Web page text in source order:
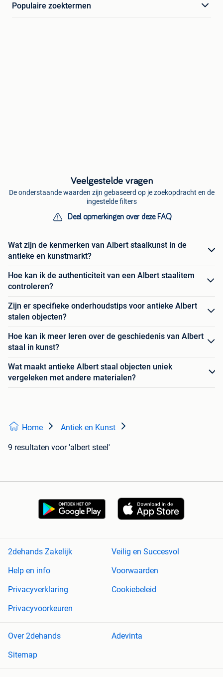
Populaire zoektermen
Veelgestelde vragen
De onderstaande waarden zijn gebaseerd op je zoekopdracht en de
ingestelde filters
Deel opmerkingen over deze FAQ
Wat zijn de kenmerken van Albert staalkunst in de
antieke en kunstmarkt?
Hoe kan ik de authenticiteit van een Albert staalitem
controleren?
Zijn er specifieke onderhoudstips voor antieke Albert
stalen objecten?
Hoe kan ik meer leren over de geschiedenis van Albert
staal in kunst?
Wat maakt antieke Albert staal objecten uniek
vergeleken met andere materialen?
Home Antiek en Kunst
9 resultaten voor 'albert steel'
2dehands Zakelijk
Veilig en Succesvol
Help en info
Voorwaarden
Privacyverklaring
Cookiebeleid
Privacyvoorkeuren
Over 2dehands
Adevinta
Sitemap